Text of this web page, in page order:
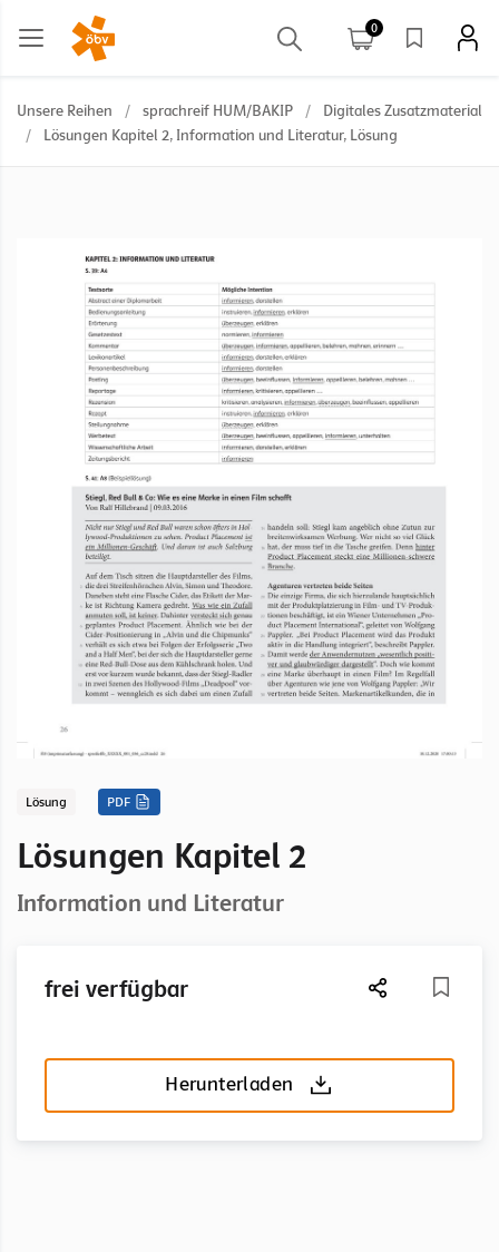
0
Unsere Reihen / sprachreif HUM/BAKIP /
Digitales Zusatzmaterial
/
Lösungen Kapitel 2, Information und Literatur, Lösung
Lösung PDF
Lösungen Kapitel 2
Information und Literatur
frei verfügbar
Herunterladen